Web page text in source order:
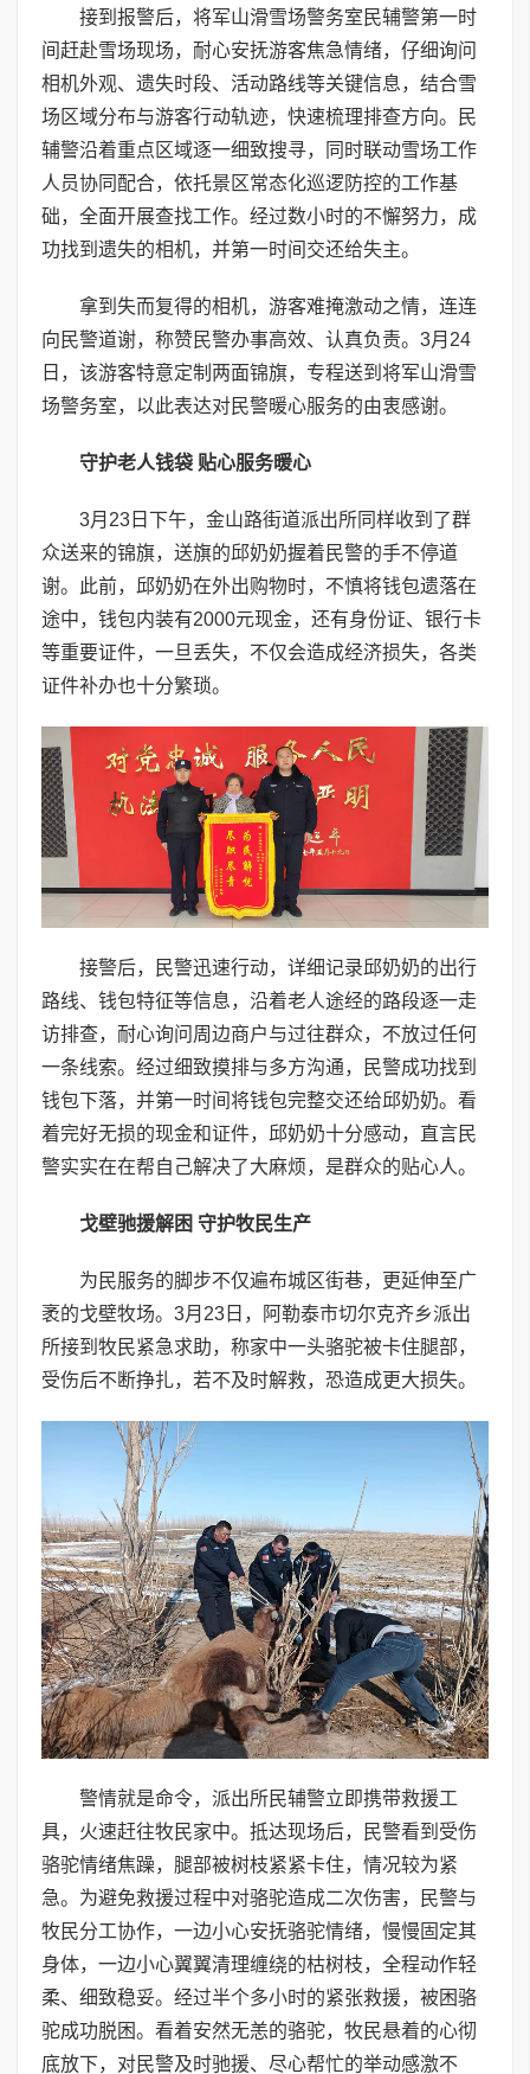
接到报警后，将军山滑雪场警务室民辅警第一时
间赶赴雪场现场，耐心安抚游客焦急情绪，仔细询问
相机外观、遗失时段、活动路线等关键信息，结合雪
场区域分布与游客行动轨迹，快速梳理排查方向。民
辅警沿着重点区域逐一细致搜寻，同时联动雪场工作
人员协同配合，依托景区常态化巡逻防控的工作基
础，全面开展查找工作。经过数小时的不懈努力，成
功找到遗失的相机，并第一时间交还给失主。
拿到失而复得的相机，游客难掩激动之情，连连
向民警道谢，称赞民警办事高效、认真负责。3月24
日，该游客特意定制两面锦旗，专程送到将军山滑雪
场警务室，以此表达对民警暖心服务的由衷感谢。
守护老人钱袋 贴心服务暖心
3月23日下午，金山路街道派出所同样收到了群
众送来的锦旗，送旗的邱奶奶握着民警的手不停道
谢。此前，邱奶奶在外出购物时，不慎将钱包遗落在
途中，钱包内装有2000元现金，还有身份证、银行卡
等重要证件，一旦丢失，不仅会造成经济损失，各类
证件补办也十分繁琐。
接警后，民警迅速行动，详细记录邱奶奶的出行
路线、钱包特征等信息，沿着老人途经的路段逐一走
访排查，耐心询问周边商户与过往群众，不放过任何
一条线索。经过细致摸排与多方沟通，民警成功找到
钱包下落，并第一时间将钱包完整交还给邱奶奶。看
着完好无损的现金和证件，邱奶奶十分感动，直言民
警实实在在帮自己解决了大麻烦，是群众的贴心人。
戈壁驰援解困 守护牧民生产
为民服务的脚步不仅遍布城区街巷，更延伸至广
袤的戈壁牧场。3月23日，阿勒泰市切尔克齐乡派出
所接到牧民紧急求助，称家中一头骆驼被卡住腿部，
受伤后不断挣扎，若不及时解救，恐造成更大损失。
警情就是命令，派出所民辅警立即携带救援工
具，火速赶往牧民家中。抵达现场后，民警看到受伤
骆驼情绪焦躁，腿部被树枝紧紧卡住，情况较为紧
急。为避免救援过程中对骆驼造成二次伤害，民警与
牧民分工协作，一边小心安抚骆驼情绪，慢慢固定其
身体，一边小心翼翼清理缠绕的枯树枝，全程动作轻
柔、细致稳妥。经过半个多小时的紧张救援，被困骆
驼成功脱困。看着安然无恙的骆驼，牧民悬着的心彻
底放下，对民警及时驰援、尽心帮忙的举动感激不